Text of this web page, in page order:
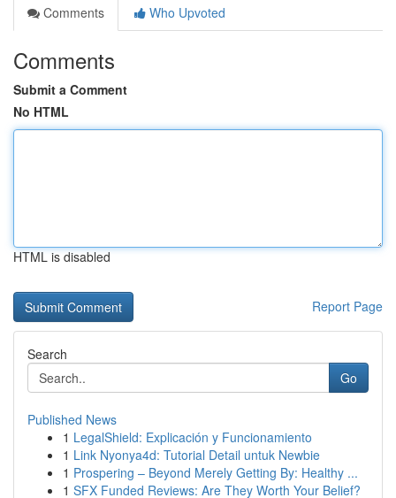
Comments
Who Upvoted
Comments
Submit a Comment
No HTML
HTML is disabled
Report Page
Search
Go
Published News
1 LegalShield: Explicación y Funcionamiento
1 Link Nyonya4d: Tutorial Detail untuk Newbie
1 Prospering – Beyond Merely Getting By: Healthy ...
1 SFX Funded Reviews: Are They Worth Your Belief?